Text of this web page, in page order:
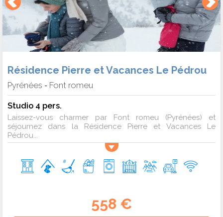
Résidence Pierre et Vacances Le Pédrou
Pyrénées - Font romeu
Studio 4 pers.
Laissez-vous charmer par Font romeu (Pyrénées) et
séjournez dans la Résidence Pierre et Vacances Le
Pédrou...
558 €